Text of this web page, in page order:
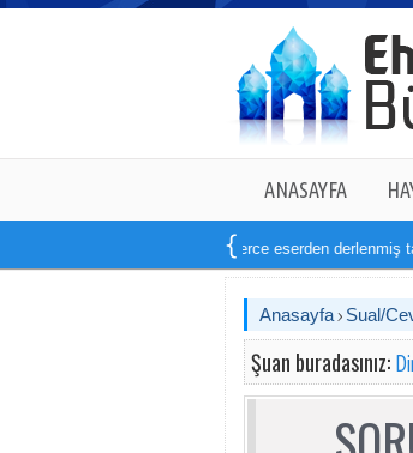
ANASAYFA
Binlerce eserden derlenmiş tam 14
Anasayfa Sual/
Şuan buradasınız: